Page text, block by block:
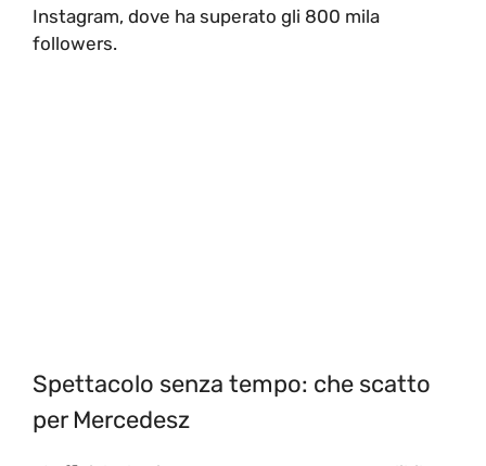
Instagram, dove ha superato gli 800 mila
followers.
Spettacolo senza tempo: che scatto
per Mercedesz